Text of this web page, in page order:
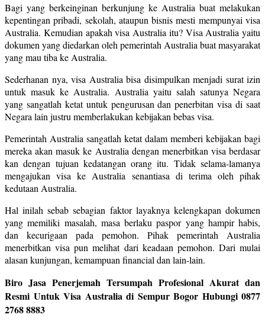
Bagi yang berkeinginan berkunjung ke Australia buat melakukan
kepentingan pribadi, sekolah, ataupun bisnis mesti mempunyai visa
Australia. Kemudian apakah visa Australia itu? Visa Australia yaitu
dokumen yang diedarkan oleh pemerintah Australia buat masyarakat
yang mau tiba ke Australia.
Sederhanan nya, visa Australia bisa disimpulkan menjadi surat izin
untuk masuk ke Australia. Australia yaitu salah satunya Negara
yang sangatlah ketat untuk pengurusan dan penerbitan visa di saat
Negara lain justru memberlakukan kebijakan bebas visa.
Pemerintah Australia sangatlah ketat dalam memberi kebijakan bagi
mereka akan masuk ke Australia dengan menerbitkan visa berdasar
kan dengan tujuan kedatangan orang itu. Tidak selama-lamanya
mengajukan visa ke Australia senantiasa di terima oleh pihak
kedutaan Australia.
Hal inilah sebab sebagian faktor layaknya kelengkapan dokumen
yang memiliki masalah, masa berlaku paspor yang hampir habis,
dan kecurigaan pada pemohon. Pihak pemerintah Australia
menerbitkan visa pun melihat dari keadaan pemohon. Dari mulai
alasan kunjungan, kemampuan financial dan lain-lain.
Biro Jasa Penerjemah Tersumpah Profesional Akurat dan
Resmi Untuk Visa Australia di Sempur Bogor Hubungi 0877
2768 8883